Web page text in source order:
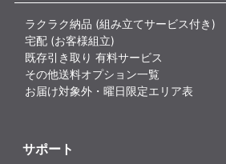
ラクラク納品 (組み立てサービス付き)
宅配 (お客様組立)
既存引き取り 有料サービス
その他送料オプション一覧
お届け対象外・曜日限定エリア表
サポート